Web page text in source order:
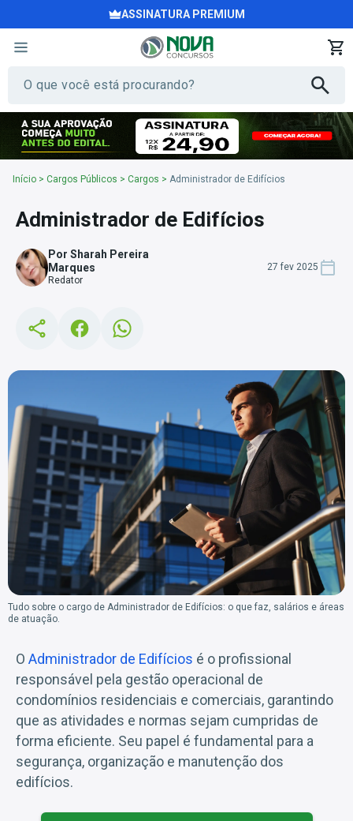
ASSINATURA PREMIUM
Início > Cargos Públicos > Cargos > Administrador de Edifícios
Administrador de Edifícios
Por Sharah Pereira
Marques
Redator
27 fev 2025
Tudo sobre o cargo de Administrador de Edifícios: o que faz, salários e áreas
de atuação.
O Administrador de Edifícios é o profissional
responsável pela gestão operacional de
condomínios residenciais e comerciais, garantindo
que as atividades e normas sejam cumpridas de
forma eficiente. Seu papel é fundamental para a
segurança, organização e manutenção dos
edifícios.